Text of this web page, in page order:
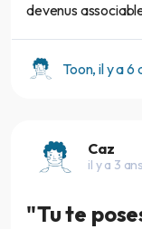
devenus
Toon, il y a 6
Caz
il y a 3 ans
"Tu te